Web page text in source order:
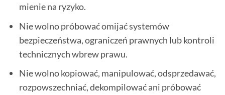
mienie na ryzyko.
Nie wolno próbować omijać systemów
bezpieczeństwa, ograniczeń prawnych lub kontroli
technicznych wbrew prawu.
Nie wolno kopiować, manipulować, odsprzedawać,
rozpowszechniać, dekompilować ani próbować